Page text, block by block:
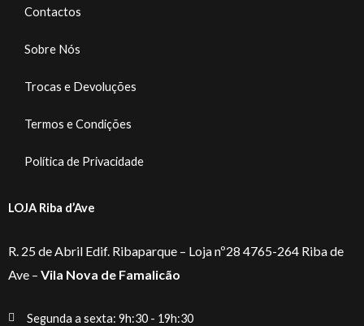
Contactos
Sobre Nós
Trocas e Devoluções
Termos e Condições
Política de Privacidade
LOJA Riba d’Ave
R. 25 de Abril Edif. Ribaparque – Loja nº28 4765-264 Riba de
Ave – Vila Nova de Famalicão
Segunda a sexta: 9h:30 - 19h:30